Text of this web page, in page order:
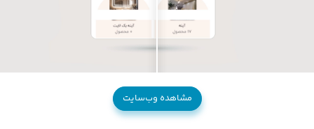
مشاهده وب‌سایت